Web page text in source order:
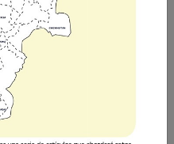
MARTES 12 DE MAYO DE 2026
Leve baja en
combustibles
ORIENTACIÓN